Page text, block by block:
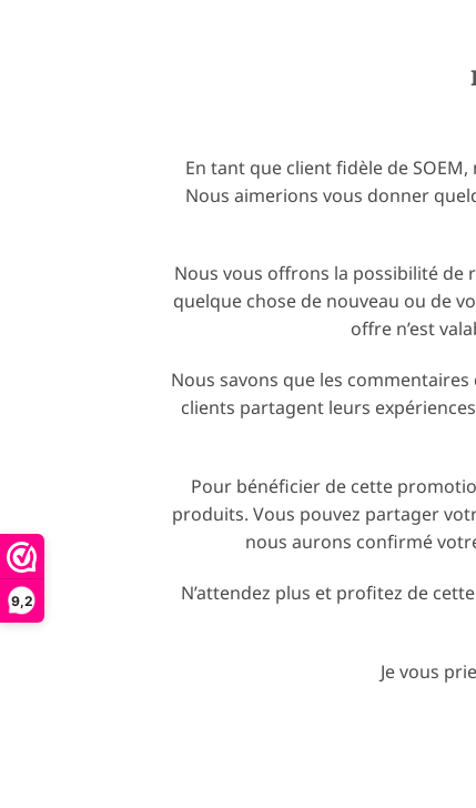
9,2
En tant que client fidèle de
Nous aimerions vous donner
Nous vous offrons la possibilité de
quelque chose de nouveau ou de
offre n’est
Nous savons que les
clients partagent leurs
Pour bénéficier de cette
produits. Vous pouvez partager
nous aurons confirmé
N’attendez plus et profitez de
Je vous